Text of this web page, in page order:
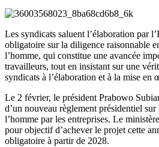
Les syndicats saluent l’élaboration par
obligatoire sur la diligence raisonnable
l’homme, qui constitue une avancée
travailleurs, tout en insistant sur une
syndicats à l’élaboration et à la mise en
Le 2 février, le président Prabowo
d’un nouveau règlement présidentiel
l’homme par les entreprises. Le
pour objectif d’achever le projet cette
obligatoire à partir de 2028.